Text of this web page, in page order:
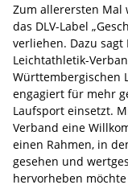
Zum allerersten Mal
das DLV-Label
verliehen. Dazu
Leichtathletik-
Württembergischen
engagiert für mehr
Laufsport einsetzt.
Verband eine
einen Rahmen, in
gesehen und
hervorheben